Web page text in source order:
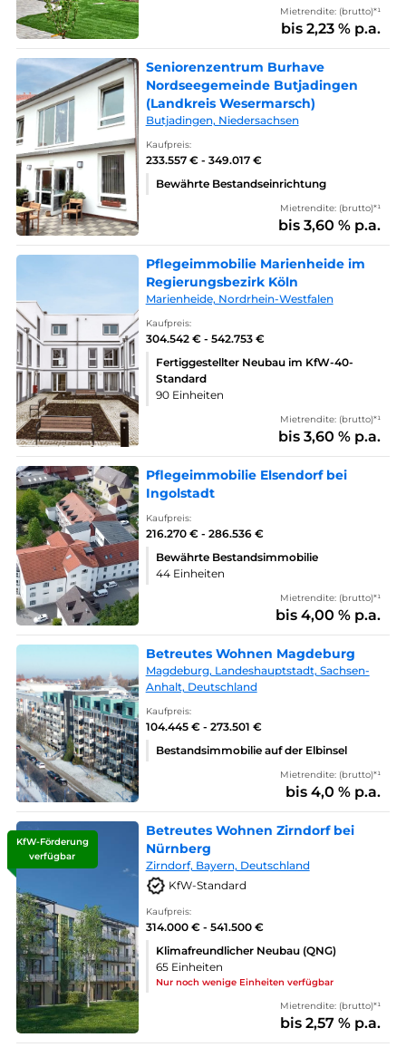
Mietrendite: (brutto)*¹
bis 2,23 % p.a.
Seniorenzentrum Burhave
Nordseegemeinde Butjadingen
(Landkreis Wesermarsch)
Butjadingen, Niedersachsen
Kaufpreis:
233.557 € - 349.017 €
Bewährte Bestandseinrichtung
Mietrendite: (brutto)*¹
bis 3,60 % p.a.
Pflegeimmobilie Marienheide im
Regierungsbezirk Köln
Marienheide, Nordrhein-Westfalen
Kaufpreis:
304.542 € - 542.753 €
Fertiggestellter Neubau im KfW-40-
Standard
90 Einheiten
Mietrendite: (brutto)*¹
bis 3,60 % p.a.
Pflegeimmobilie Elsendorf bei
Ingolstadt
Kaufpreis:
216.270 € - 286.536 €
Bewährte Bestandsimmobilie
44 Einheiten
Mietrendite: (brutto)*¹
bis 4,00 % p.a.
Betreutes Wohnen Magdeburg
Magdeburg, Landeshauptstadt, Sachsen-
Anhalt, Deutschland
Kaufpreis:
104.445 € - 273.501 €
Bestandsimmobilie auf der Elbinsel
Mietrendite: (brutto)*¹
bis 4,0 % p.a.
KfW-Förderung
verfügbar
Betreutes Wohnen Zirndorf bei
Nürnberg
Zirndorf, Bayern, Deutschland
KfW-Standard
Kaufpreis:
314.000 € - 541.500 €
Klimafreundlicher Neubau (QNG)
65 Einheiten
Nur noch wenige Einheiten verfügbar
Mietrendite: (brutto)*¹
bis 2,57 % p.a.